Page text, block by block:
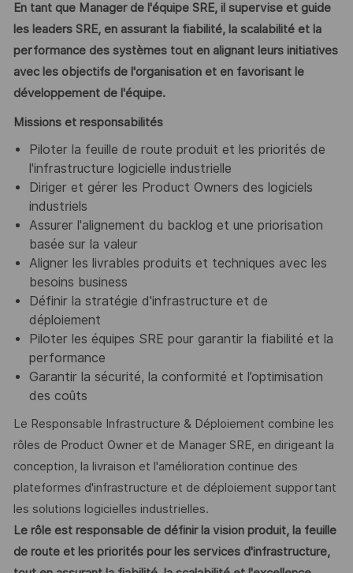
En tant que Manager de l'équipe SRE, il supervise et guide
les leaders SRE, en assurant la fiabilité, la scalabilité et la
performance des systèmes tout en alignant leurs initiatives
avec les objectifs de l'organisation et en favorisant le
développement de l'équipe.
Missions et responsabilités
Piloter la feuille de route produit et les priorités de
l'infrastructure logicielle industrielle
Diriger et gérer les Product Owners des logiciels
industriels
Assurer l'alignement du backlog et une priorisation
basée sur la valeur
Aligner les livrables produits et techniques avec les
besoins business
Définir la stratégie d'infrastructure et de
déploiement
Piloter les équipes SRE pour garantir la fiabilité et la
performance
Garantir la sécurité, la conformité et l’optimisation
des coûts
Le Responsable Infrastructure & Déploiement combine les
rôles de Product Owner et de Manager SRE, en dirigeant la
conception, la livraison et l'amélioration continue des
plateformes d'infrastructure et de déploiement supportant
les solutions logicielles industrielles.
Le rôle est responsable de définir la vision produit, la feuille
de route et les priorités pour les services d'infrastructure,